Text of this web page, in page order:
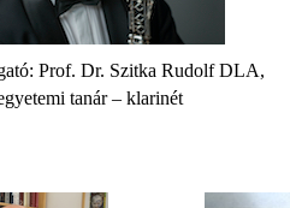
Prof. Dr. Szitka Rudolf DLA,
tanár – klarinét